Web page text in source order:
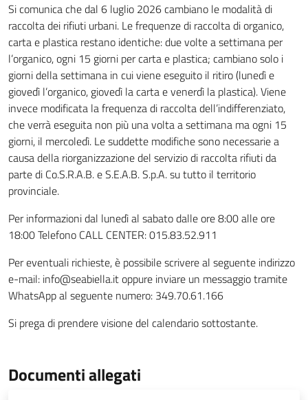
Si comunica che dal 6 luglio 2026 cambiano le modalità di
raccolta dei rifiuti urbani. Le frequenze di raccolta di organico,
carta e plastica restano identiche: due volte a settimana per
l’organico, ogni 15 giorni per carta e plastica; cambiano solo i
giorni della settimana in cui viene eseguito il ritiro (lunedì e
giovedì l’organico, giovedì la carta e venerdì la plastica). Viene
invece modificata la frequenza di raccolta dell’indifferenziato,
che verrà eseguita non più una volta a settimana ma ogni 15
giorni, il mercoledì. Le suddette modifiche sono necessarie a
causa della riorganizzazione del servizio di raccolta rifiuti da
parte di Co.S.R.A.B. e S.E.A.B. S.p.A. su tutto il territorio
provinciale.
Per informazioni dal lunedì al sabato dalle ore 8:00 alle ore
18:00 Telefono CALL CENTER: 015.83.52.911
Per eventuali richieste, è possibile scrivere al seguente indirizzo
e-mail: info@seabiella.it oppure inviare un messaggio tramite
WhatsApp al seguente numero: 349.70.61.166
Si prega di prendere visione del calendario sottostante.
Documenti allegati